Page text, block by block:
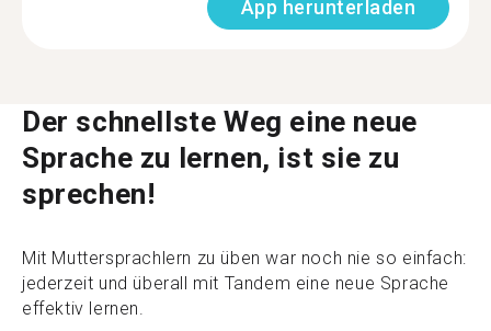
App herunterladen
Der schnellste Weg eine neue
Sprache zu lernen, ist sie zu
sprechen!
Mit Muttersprachlern zu üben war noch nie so einfach:
jederzeit und überall mit Tandem eine neue Sprache
effektiv lernen.